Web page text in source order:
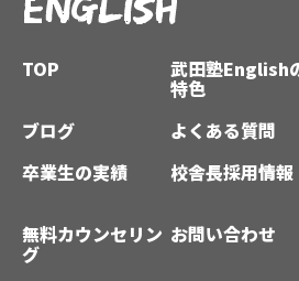
TOP 武田塾English
特色
ブログ よくある質問
卒業生の実績
校舎長採用情報
無料カウンセリン
グ
お問い合わせ